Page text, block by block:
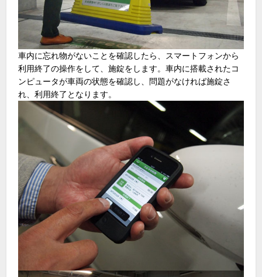
車内に忘れ物がないことを確認したら、スマートフォンから
利用終了の操作をして、施錠をします。車内に搭載されたコ
ンピュータが車両の状態を確認し、問題がなければ施錠さ
れ、利用終了となります。